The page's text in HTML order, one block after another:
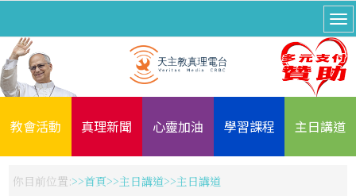
教會活動 真理新聞 心靈加油 學習課程 主日講道
你目前位置: 首頁 主日講道
主日講道